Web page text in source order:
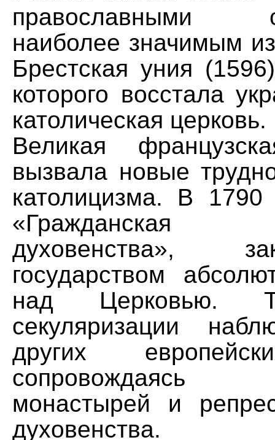
православными
наиболее значимым
Брестская уния
которого восстала
католическая церковь.
Великая
вызвала новые
католицизма. В
«Гражданская
духовенства»,
государством
над Церковью.
секуляризации
других
сопровождаясь
монастырей и
духовенства.